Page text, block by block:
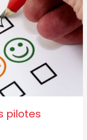
pilotes